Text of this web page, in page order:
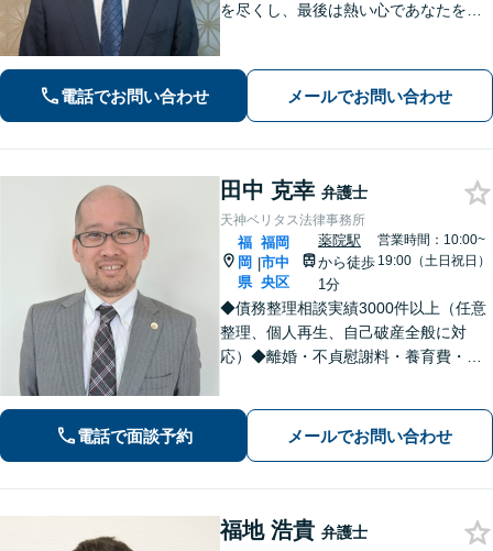
を尽くし、最後は熱い心であなたをサ
雑談感覚で気軽にご相談ください。
【夜間・休日相談可】
電話でお問い合わせ メールでお問い合わせ
田中 克幸 弁護士
天神ベリタス法律事務所
福
岡
県
|
福岡
市中
央区
薬院駅
から徒歩
1分
営業時間：10:00~
19:00（土日祝日）
◆債務整理相談実績3000件以上（任意
整理、個人再生、自己破産全般に対
応）◆離婚・不貞慰謝料・養育費・親
刑事弁護（性犯罪、示談による不起
訴、逮捕・実名報道回避等）◆犯罪被
電話で面談予約 メールでお問い合わせ
福地 浩貴 弁護士